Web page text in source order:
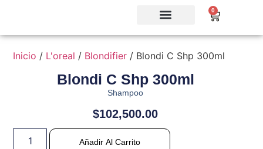
0
Inicio / L'oreal / Blondifier / Blondi C Shp 300ml
Blondi C Shp 300ml
Shampoo
$102,500.00
Añadir Al Carrito